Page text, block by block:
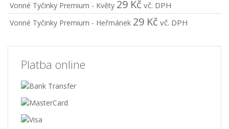
Vonné Tyčinky Premium - Květy 29 Kč vč. DPH
Vonné Tyčinky Premium - Heřmánek 29 Kč vč. DPH
Platba online